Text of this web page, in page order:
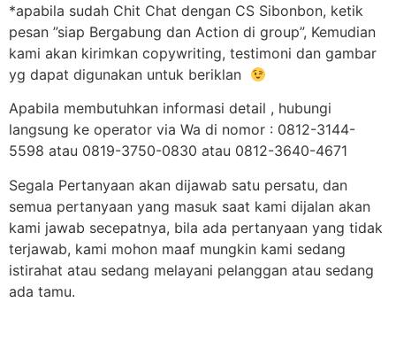
*apabila sudah Chit Chat dengan CS Sibonbon, ketik
pesan ”siap Bergabung dan Action di group”, Kemudian
kami akan kirimkan copywriting, testimoni dan gambar
yg dapat digunakan untuk beriklan
Apabila membutuhkan informasi detail , hubungi
langsung ke operator via Wa di nomor : 0812-3144-
5598 atau 0819-3750-0830 atau 0812-3640-4671
Segala Pertanyaan akan dijawab satu persatu, dan
semua pertanyaan yang masuk saat kami dijalan akan
kami jawab secepatnya, bila ada pertanyaan yang tidak
terjawab, kami mohon maaf mungkin kami sedang
istirahat atau sedang melayani pelanggan atau sedang
ada tamu.